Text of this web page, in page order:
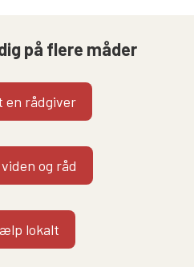
på flere måder
en rådgiver
og råd
lokalt